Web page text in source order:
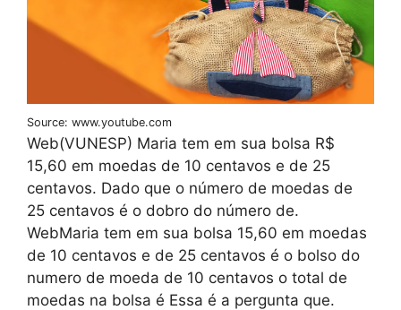
Source: www.youtube.com
Web(VUNESP) Maria tem em sua bolsa R$
15,60 em moedas de 10 centavos e de 25
centavos. Dado que o número de moedas de
25 centavos é o dobro do número de.
WebMaria tem em sua bolsa 15,60 em moedas
de 10 centavos e de 25 centavos é o bolso do
numero de moeda de 10 centavos o total de
moedas na bolsa é Essa é a pergunta que.